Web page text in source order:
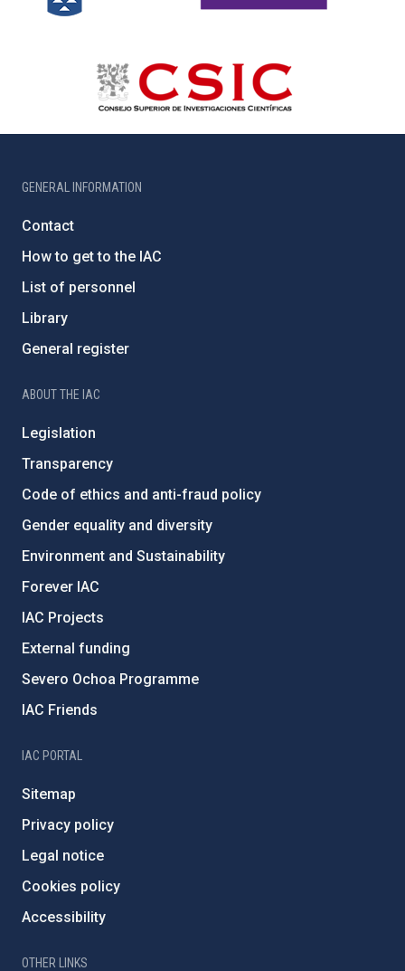
GENERAL INFORMATION
Contact
How to get to the IAC
List of personnel
Library
General register
ABOUT THE IAC
Legislation
Transparency
Code of ethics and anti-fraud policy
Gender equality and diversity
Environment and Sustainability
Forever IAC
IAC Projects
External funding
Severo Ochoa Programme
IAC Friends
IAC PORTAL
Sitemap
Privacy policy
Legal notice
Cookies policy
Accessibility
OTHER LINKS